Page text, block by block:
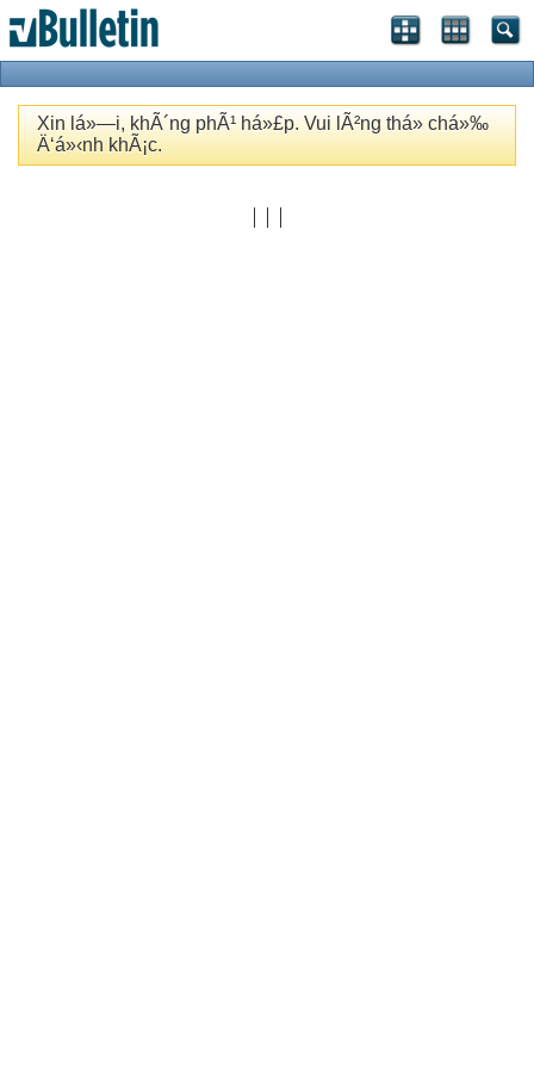
Xin lá»—i, khÃ´ng phÃ¹ há»£p. Vui lÃ²ng thá»­ chá»‰
Ä‘á»‹nh khÃ¡c.